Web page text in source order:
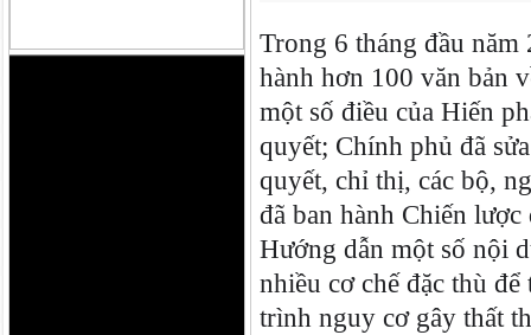
Trong 6 tháng đầu
hành hơn 100 văn bản
một số điều của Hiến
quyết; Chính phủ đã
quyết, chỉ thị, các bộ,
đã ban hành Chiến
Hướng dẫn một số nội
nhiều cơ chế đặc thù
trình nguy cơ gây thất